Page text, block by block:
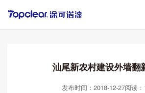
汕尾新农村建设外墙翻
发布时间：2018-12-27阅读：